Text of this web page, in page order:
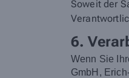
Soweit der
6.
Wenn Sie
GmbH,